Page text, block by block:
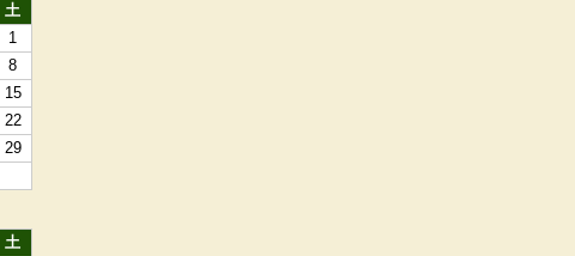
土
1
8
15
22
29
土